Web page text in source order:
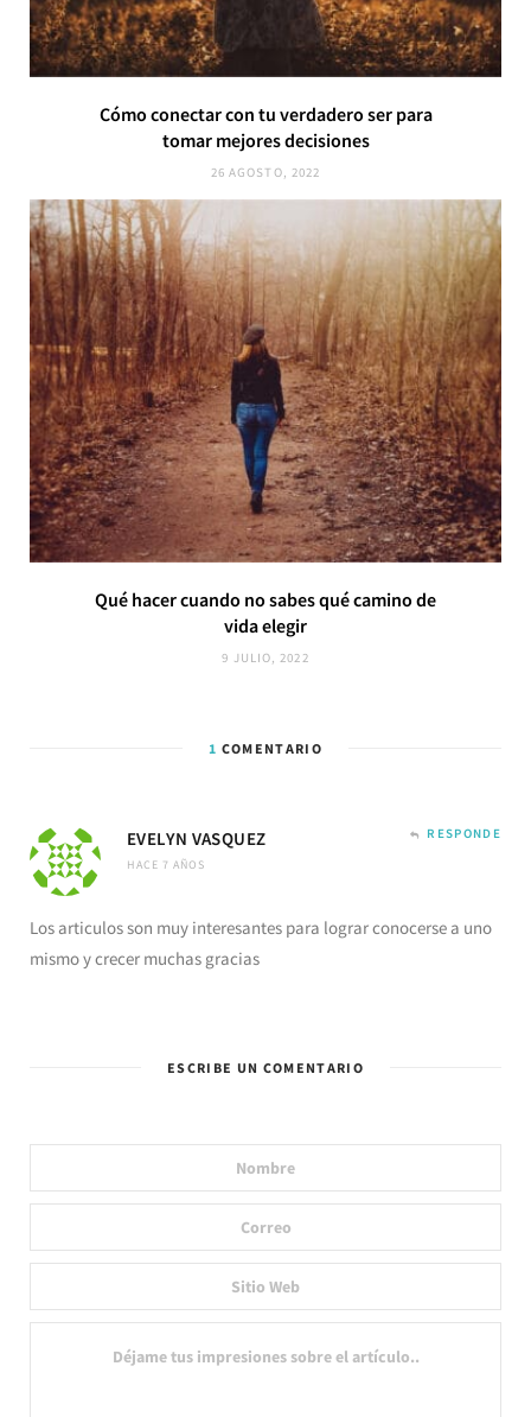
Cómo conectar con tu verdadero ser para
tomar mejores decisiones
26 AGOSTO, 2022
Qué hacer cuando no sabes qué camino de
vida elegir
9 JULIO, 2022
1 COMENTARIO
EVELYN VASQUEZ
HACE 7 AÑOS
RESPONDE
Los articulos son muy interesantes para lograr conocerse a uno
mismo y crecer muchas gracias
ESCRIBE UN COMENTARIO